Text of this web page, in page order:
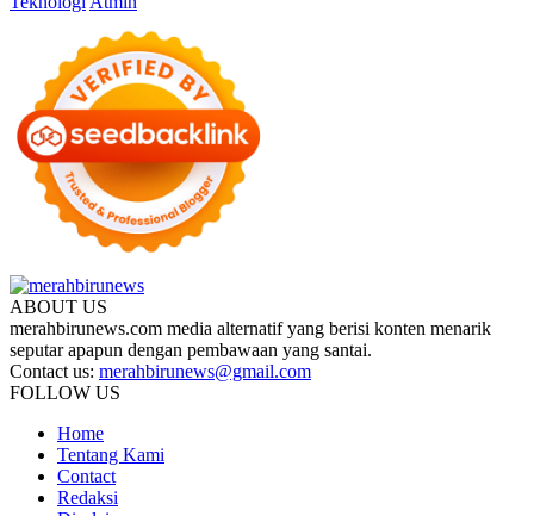
ABOUT US
merahbirunews.com media alternatif yang berisi konten menarik
seputar apapun dengan pembawaan yang santai.
Contact us: merahbirunews@gmail.com
FOLLOW US
Home
Tentang Kami
Contact
Redaksi